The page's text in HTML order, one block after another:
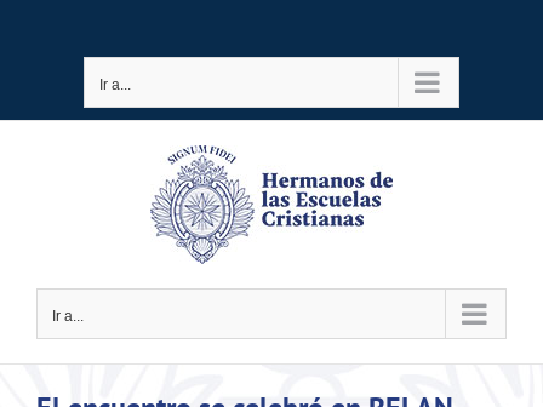
contenido
Ir a...
Ir a...